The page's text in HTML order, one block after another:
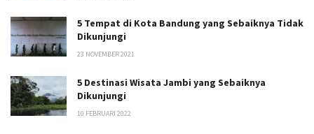
5 Tempat di Kota Bandung yang Sebaiknya Tidak
Dikunjungi
23 NOVEMBER 2021
5 Destinasi Wisata Jambi yang Sebaiknya
Dikunjungi
10 FEBRUARI 2022